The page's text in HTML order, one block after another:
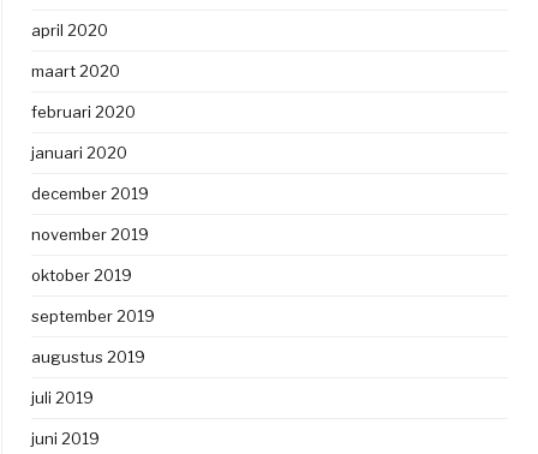
april 2020
maart 2020
februari 2020
januari 2020
december 2019
november 2019
oktober 2019
september 2019
augustus 2019
juli 2019
juni 2019